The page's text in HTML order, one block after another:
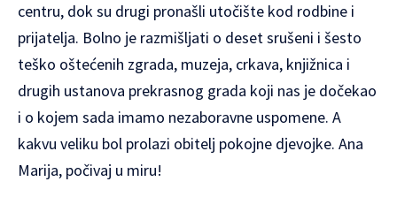
centru, dok su drugi pronašli utočište kod rodbine i
prijatelja. Bolno je razmišljati o deset srušeni i šesto
teško oštećenih zgrada, muzeja, crkava, knjižnica i
drugih ustanova prekrasnog grada koji nas je dočekao
i o kojem sada imamo nezaboravne uspomene. A
kakvu veliku bol prolazi obitelj pokojne djevojke. Ana
Marija, počivaj u miru!